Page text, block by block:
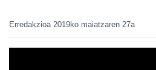
Erredakzioa 2019ko maiatzaren 27a